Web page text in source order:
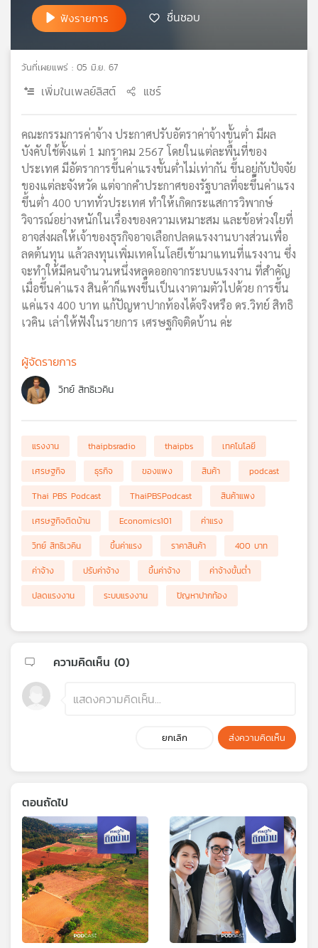
เครือ
ข่าย
ฟังรายการ ชื่นชอบ
วันที่เผยแพร่ : 05 มิ.ย. 67
เพิ่มในเพลย์ลิสต์ แชร์
คณะกรรมการค่าจ้าง ประกาศปรับอัตราค่าจ้างขั้นต่ำ มีผล
บังคับใช้ตั้งแต่ 1 มกราคม 2567 โดยในแต่ละพื้นที่ของ
ประเทศ มีอัตราการขึ้นค่าแรงขั้นต่ำไม่เท่ากัน ขึ้นอยู่กับปัจจัย
ของแต่ละจังหวัด แต่จากคำประกาศของรัฐบาลที่จะขึ้นค่าแรง
ขึ้นต่ำ 400 บาททั่วประเทศ ทำให้เกิดกระแสการวิพากษ์
วิจารณ์อย่างหนักในเรื่องของความเหมาะสม และข้อห่วงใยที่
อาจส่งผลให้เจ้าของธุรกิจอาจเลือกปลดแรงงานบางส่วนเพื่อ
ลดต้นทุน แล้วลงทุนเพิ่มเทคโนโลยีเข้ามาแทนที่แรงงาน ซึ่ง
จะทำให้มีคนจำนวนหนึ่งหลุดออกจากระบบแรงงาน ที่สำคัญ
เมื่อขึ้นค่าแรง สินค้าก็แพงขึ้นเป็นเงาตามตัวไปด้วย การขึ้น
แค่แรง 400 บาท แก้ปัญหาปากท้องได้จริงหรือ ดร.วิทย์ สิทธิ
เวคิน เล่าให้ฟังในรายการ เศรษฐกิจติดบ้าน ค่ะ
ผู้จัดรายการ
วิทย์ สิทธิเวคิน
แรงงาน thaipbsradio thaipbs
เทคโนโลยี
เศรษฐกิจ
ธุรกิจ ของแพง สินค้า
podcast
Thai PBS Podcast
ThaiPBSPodcast
สินค้าแพง
เศรษฐกิจติดบ้าน
Economics101
ค่าแรง
วิทย์ สิทธิเวคิน
ขึ้นค่าแรง ราคาสินค้า
400 บาท
ค่าจ้าง
ปรับค่าจ้าง ขึ้นค่าจ้าง
ค่าจ้างขั้นต่ำ
ปลดแรงงาน
ระบบแรงงาน ปัญหาปากท้อง
ความคิดเห็น (0)
ยกเลิก ส่งความคิดเห็น
ตอนถัดไป